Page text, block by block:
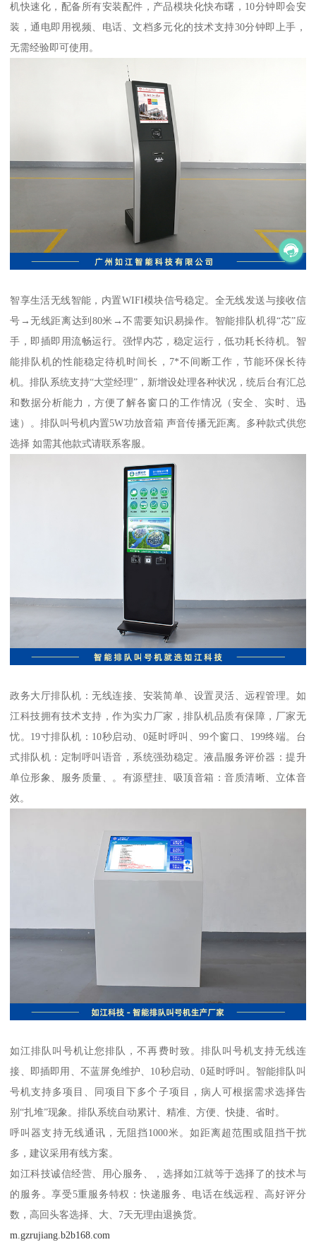
机快速化，配备所有安装配件，产品模块化快布曙，10分钟即会安
装，通电即用视频、电话、文档多元化的技术支持30分钟即上手，
无需经验即可使用。
智享生活无线智能，内置WIFI模块信号稳定。全无线发送与接收信
号→无线距离达到80米→不需要知识易操作。智能排队机得“芯”应
手，即插即用流畅运行。强悍内芯，稳定运行，低功耗长待机。智
能排队机的性能稳定待机时间长，7*不间断工作，节能环保长待
机。排队系统支持“大堂经理”，新增设处理各种状况，统后台有汇总
和数据分析能力，方便了解各窗口的工作情况（安全、实时、迅
速）。排队叫号机内置5W功放音箱 声音传播无距离。多种款式供您
选择 如需其他款式请联系客服。
政务大厅排队机：无线连接、安装简单、设置灵活、远程管理。如
江科技拥有技术支持，作为实力厂家，排队机品质有保障，厂家无
忧。19寸排队机：10秒启动、0延时呼叫、99个窗口、199终端。台
式排队机：定制呼叫语音，系统强劲稳定。液晶服务评价器：提升
单位形象、服务质量、。有源壁挂、吸顶音箱：音质清晰、立体音
效。
如江排队叫号机让您排队，不再费时致。排队叫号机支持无线连
接、即插即用、不蓝屏免维护、10秒启动、0延时呼叫。智能排队叫
号机支持多项目、同项目下多个子项目，病人可根据需求选择告
别“扎堆”现象。排队系统自动累计、精准、方便、快捷、省时。
呼叫器支持无线通讯，无阻挡1000米。如距离超范围或阻挡干扰
多，建议采用有线方案。
如江科技诚信经营、用心服务、，选择如江就等于选择了的技术与
的服务。享受5重服务特权：快递服务、电话在线远程、高好评分
数，高回头客选择、大、7天无理由退换货。
m.gzrujiang.b2b168.com